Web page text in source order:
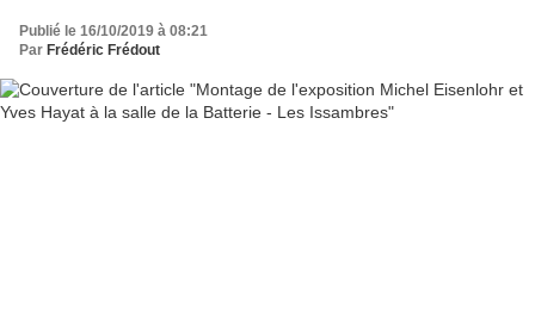
Publié le 16/10/2019 à 08:21
Par Frédéric Frédout